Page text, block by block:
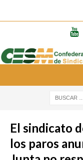
El sindicato
los paros